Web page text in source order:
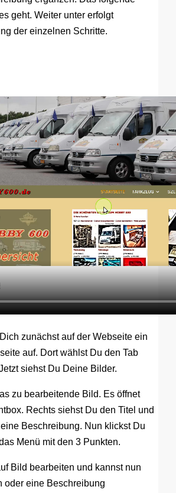
geht. Weiter unter erfolgt
der einzelnen Schritte.
zunächst auf der Webseite ein
auf. Dort wählst Du den Tab
siehst Du Deine Bilder.
zu bearbeitende Bild. Es öffnet
Rechts siehst Du den Titel und
Beschreibung. Nun klickst Du
Menü mit den 3 Punkten.
Bild bearbeiten und kannst nun
oder eine Beschreibung